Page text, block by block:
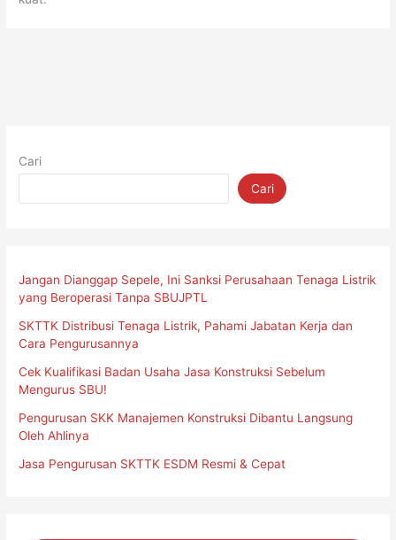
Cari
Cari
Jangan Dianggap Sepele, Ini Sanksi Perusahaan Tenaga Listrik
yang Beroperasi Tanpa SBUJPTL
SKTTK Distribusi Tenaga Listrik, Pahami Jabatan Kerja dan
Cara Pengurusannya
Cek Kualifikasi Badan Usaha Jasa Konstruksi Sebelum
Mengurus SBU!
Pengurusan SKK Manajemen Konstruksi Dibantu Langsung
Oleh Ahlinya
Jasa Pengurusan SKTTK ESDM Resmi & Cepat